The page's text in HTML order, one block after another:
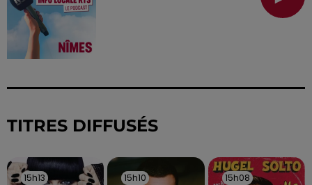
TITRES DIFFUSÉS
15h13
15h13 15h10
15h10 15h08
15h08